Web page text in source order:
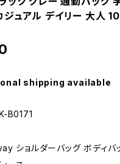
ジュアル デイリー 大人
shipping available
B0171
ショルダーバッグ ボディバ